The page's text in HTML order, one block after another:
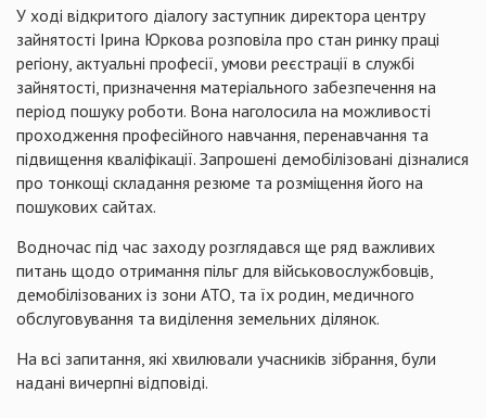
У ході відкритого діалогузаступник директора центру
зайнятості Ірина Юркова розповіла про стан ринку праці
регіону, актуальні професії, умови реєстрації в службі
зайнятості, призначення матеріального забезпечення на
період пошуку роботи. Вона наголосила на можливості
проходження професійного навчання, перенавчання та
підвищення кваліфікації. Запрошені демобілізовані дізналися
про тонкощі складання резюме та розміщення його на
пошукових сайтах.
Водночас під час заходурозглядався ще ряд важливих
питань щодо отримання пільг для військовослужбовців,
демобілізованих із зони АТО, та їх родин, медичного
обслуговування та виділення земельних ділянок.
На всі запитання, які хвилювали учасників зібрання, були
надані вичерпні відповіді.